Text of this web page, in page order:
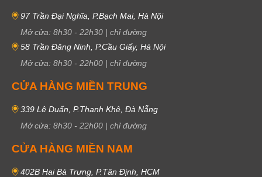
97 Trần Đại Nghĩa, P.Bạch Mai, Hà Nội
Mở cửa: 8h30 - 22h30 | chỉ đường
58 Trần Đăng Ninh, P.Cầu Giấy, Hà Nội
Mở cửa: 8h30 - 22h00 | chỉ đường
CỬA HÀNG MIỀN TRUNG
339 Lê Duẩn, P.Thanh Khê, Đà Nẵng
Mở cửa: 8h30 - 22h00 | chỉ đường
CỬA HÀNG MIỀN NAM
402B Hai Bà Trưng, P.Tân Định, HCM